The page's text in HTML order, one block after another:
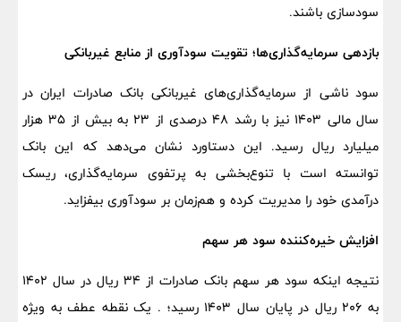
سودسازی باشند.
بازدهی سرمایه‌گذاری‌ها؛ تقویت سودآوری از منابع غیربانکی
سود ناشی از سرمایه‌گذاری‌های غیربانکی بانک صادرات ایران در
سال مالی ۱۴۰۳ نیز با رشد ۴۸ درصدی از ۲۳ به بیش از ۳۵ هزار
میلیارد ریال رسید. این دستاورد نشان می‌دهد که این بانک
توانسته است با تنوع‌بخشی به پرتفوی سرمایه‌گذاری، ریسک
درآمدی خود را مدیریت کرده و هم‌زمان بر سودآوری بیفزاید.
افزایش خیره‌کننده سود هر سهم
نتیجه اینکه سود هر سهم بانک صادرات از ۳۴ ریال در سال ۱۴۰۲
به ۲۰۶ ریال در پایان سال ۱۴۰۳ رسید؛ . یک نقطه عطف به ویژه